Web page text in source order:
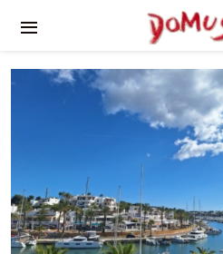
Toggle
Navigation
Inicio